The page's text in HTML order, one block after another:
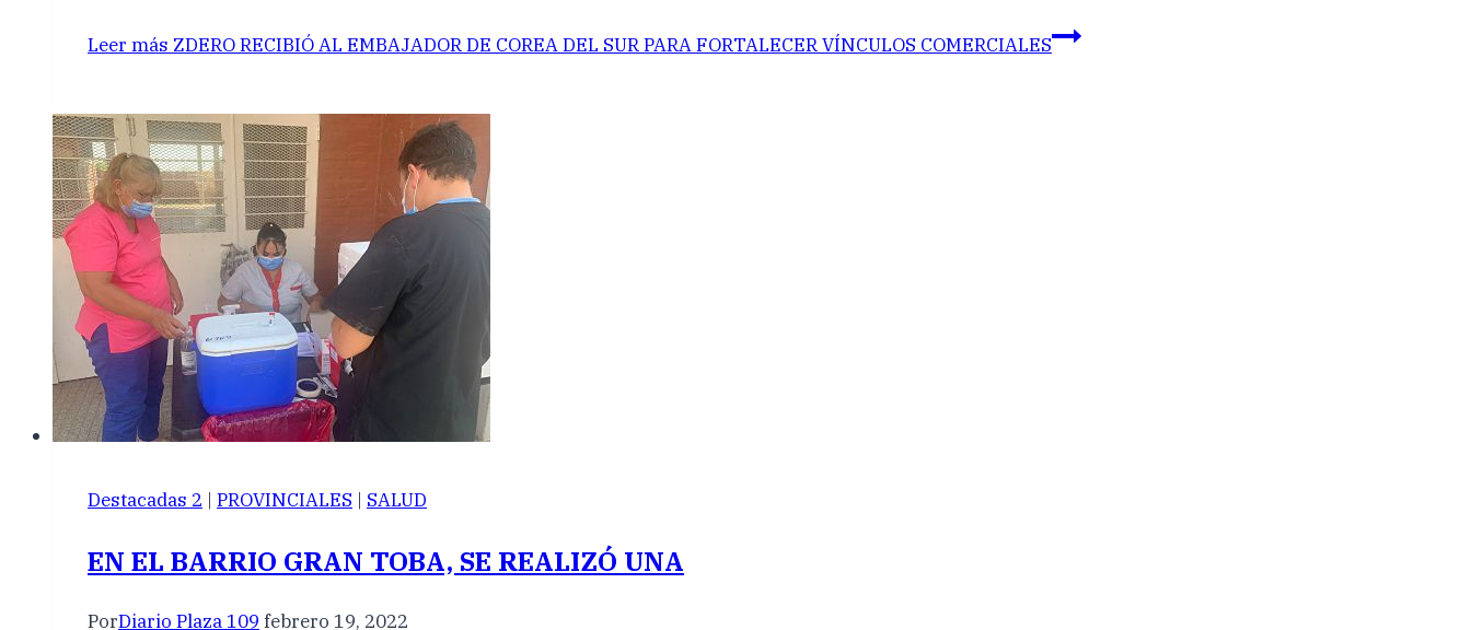
Leer más ZDERO RECIBIÓ AL EMBAJADOR DE COREA DEL SUR PARA FORTALECER VÍNCULOS COMERCIALES
Destacadas 2 | PROVINCIALES | SALUD
EN EL BARRIO GRAN TOBA, SE REALIZÓ UNA
PorDiario Plaza 109 febrero 19, 2022